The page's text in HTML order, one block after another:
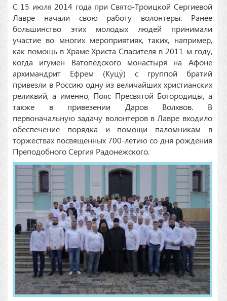
С 15 июля 2014 года при Свято-Троицкой Сергиевой
Лавре начали свою работу волонтеры. Ранее
большинство этих молодых людей принимали
участие во многих мероприятиях, таких, например,
как помощь в Храме Христа Спасителя в 2011-м году,
когда игумен Ватопедского монастыря на Афоне
архимандрит Ефрем (Куцу́) с группой братий
привезли в Россию одну из величайших христианских
реликвий, а именно, Пояс Пресвятой Богородицы, а
также в привезении Даров Волхвов. В
первоначальную задачу волонтеров в Лавре входило
обеспечение порядка и помощи паломникам в
торжествах посвященных 700-летию со дня рождения
Преподобного Сергия Радонежского.